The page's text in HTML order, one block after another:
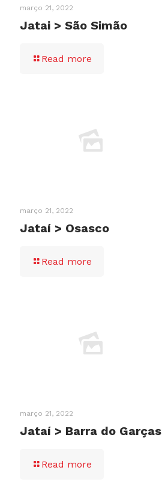
março 21, 2022
Jatai > São Simão
Read more
março 21, 2022
Jataí > Osasco
Read more
março 21, 2022
Jataí > Barra do Garças
Read more